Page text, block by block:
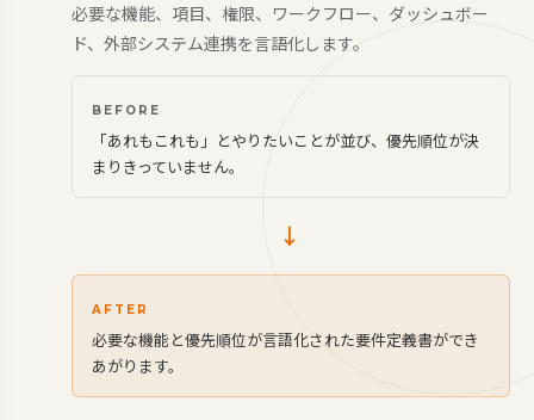
必要な機能、項目、権限、ワークフロー、ダッシュボー
ド、外部システム連携を言語化します。
BEFORE
「あれもこれも」とやりたいことが並び、優先順位が決
まりきっていません。
→
AFTER
必要な機能と優先順位が言語化された要件定義書ができ
あがります。